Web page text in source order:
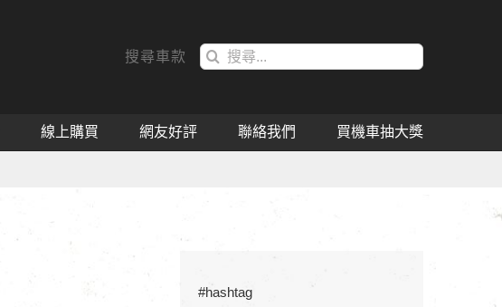
搜尋車款
搜
線上購買 網友好評 聯絡我們 買機車抽大獎
#hashtag